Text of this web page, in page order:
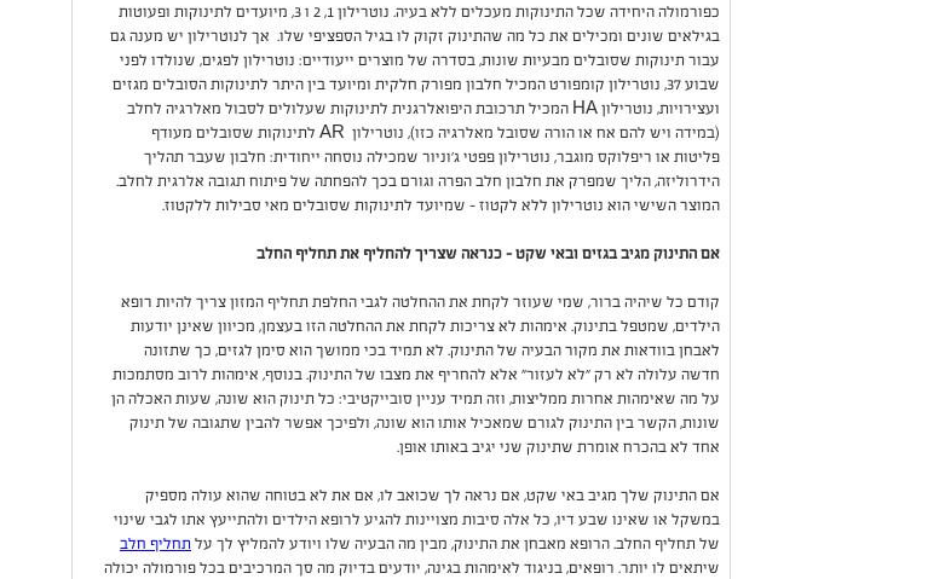
כפורמולה היחידה שכל התינוקות מעכלים ללא בעיה. נוטרילון 1, 2 ו 3, מיועדים לתינוקות ופעוטות
בגילאים שונים ומכילים את כל מה שהתינוק זקוק לו בגיל הספציפי שלו. אך לנוטרילון יש מענה גם
עבור תינוקות שסובלים מבעיות שונות, בסדרה של מוצרים ייעודיים: נוטרילון לפגים, שנולדו לפני
שבוע 37, נוטרילון קומפורט המכיל חלבון מפורק חלקית ומיועד בין היתר לתינוקות הסובלים מגזים
ועצירויות, נוטרילוןHA המכיל תרכובת היפואלרגנית לתינוקות שעלולים לסבול מאלרגיה לחלב
(במידה ויש להם אח או הורה שסובל מאלרגיה כזו), נוטרילון AR לתינוקות שסובלים מעודף
פליטות או ריפלוקס מוגבר, נוטרילון פפטי ג'וניור שמכילה נוסחה ייחודית: חלבון שעבר תהליך
הידרוליזה, הליך שמפרק את חלבון חלב הפרה וגורם בכך להפחתה של פיתוח תגובה אלרגית לחלב.
המוצר השישי הוא נוטרילון ללא לקטוז – שמיועד לתינוקות שסובלים מאי סבילות ללקטוז.
אם התינוק מגיב בגזים ובאי שקט – כנראה שצריך להחליף את תחליף החלב
קודם כל שיהיה ברור, שמי שעוזר לקחת את ההחלטה לגבי החלפת תחליף המזון צריך להיות רופא
הילדים, שמטפל בתינוק. אימהות לא צריכות לקחת את ההחלטה הזו בעצמן, מכיוון שאינן יודעות
לאבחן בוודאות את מקור הבעיה של התינוק. לא תמיד בכי ממושך הוא סימן לגזים, כך שתזונה
חדשה עלולה לא רק "לא לעזור" אלא להחריף את מצבו של התינוק. בנוסף, אימהות לרוב מסתמכות
על מה שאימהות אחרות ממליצות, וזה תמיד עניין סובייקטיבי: כל תינוק הוא שונה, שעות האכלה הן
שונות, הקשר בין התינוק לגורם שמאכיל אותו הוא שונה, ולפיכך אפשר להבין שתגובה של תינוק
אחד לא בהכרח אומרת שתינוק שני יגיב באותו אופן.
אם התינוק שלך מגיב באי שקט, אם נראה לך שכואב לו, אם את לא בטוחה שהוא עולה מספיק
במשקל או שאינו שבע דיו, כל אלה סיבות מצויינות להגיע לרופא הילדים ולהתייעץ אתו לגבי שינוי
של תחליף החלב. הרופא מאבחן את התינוק, מבין מה הבעיה שלו ויודע להמליץ לך על תחליף חלב
שיתאים לו יותר. רופאים, בניגוד לאימהות בגינה, יודעים בדיוק מה סך המרכיבים בכל פורמולה יכולה